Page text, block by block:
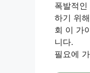
폭발적
하기 위
회 이 가
니다.
필요에